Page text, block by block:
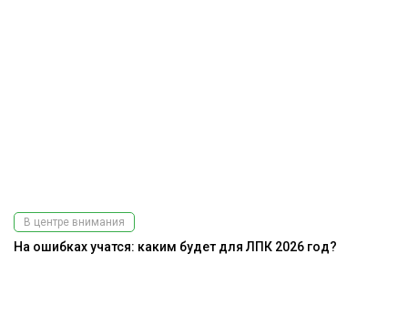
В центре внимания
На ошибках учатся: каким будет для ЛПК 2026 год?